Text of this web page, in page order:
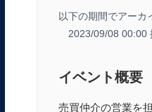
以下の期間でアーカ
2023/09/08 00:00
イベント概要
売買仲介の営業を